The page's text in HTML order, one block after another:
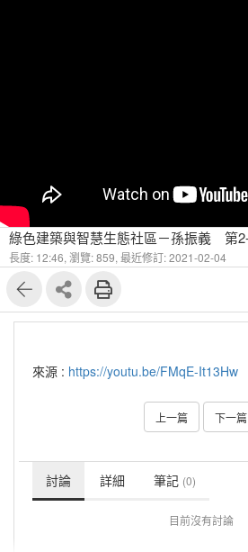
長度: 12:46, 瀏覽: 859, 最近修訂: 2021-02-04
來源 : https://youtu.be/FMqE-It13Hw
上一篇 下一篇
討論 詳細 筆記 (0)
目前沒有討論